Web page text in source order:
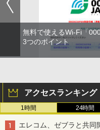
無料で使えるWi-Fi「
3つのポイント
アクセスランキング
1時間 24時間
エレコム、ゼブラと共同